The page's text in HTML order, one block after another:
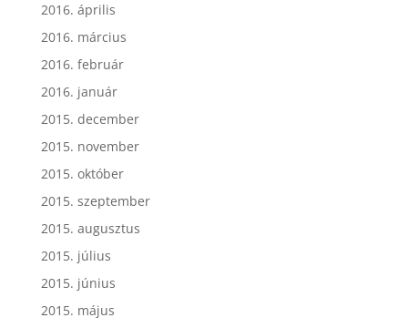
2016. április
2016. március
2016. február
2016. január
2015. december
2015. november
2015. október
2015. szeptember
2015. augusztus
2015. július
2015. június
2015. május